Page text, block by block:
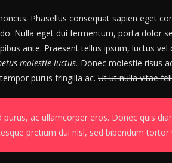
Phasellus consequat sapien eget
Nulla eget dui fermentum, porta dolor
ante. Praesent tellus ipsum, luctus
molestie luctus. Donec molestie risus
purus fringilla ac. Ut ut nulla vitae
purus, ac ullamcorper eros. Donec quis
pretium dui nisl, sed bibendum tortor